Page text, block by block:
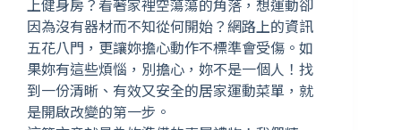
上健身房？看著家裡空蕩蕩的角落，想運動卻
因為沒有器材而不知從何開始？網路上的資訊
五花八門，更讓妳擔心動作不標準會受傷。如
果妳有這些煩惱，別擔心，妳不是一個人！找
到一份清晰、有效又安全的居家運動菜單，就
是開啟改變的第一步。